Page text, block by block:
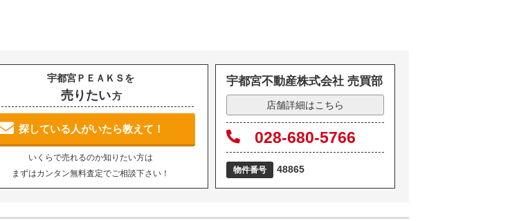
宇都宮ＰＥＡＫＳを
売りたい方
探している人がいたら教えて！
いくらで売れるのか知りたい方は
まずはカンタン無料査定でご相談下さい！
宇都宮不動産株式会社 売買部
店舗詳細はこちら
028-680-5766
物件番号 48865